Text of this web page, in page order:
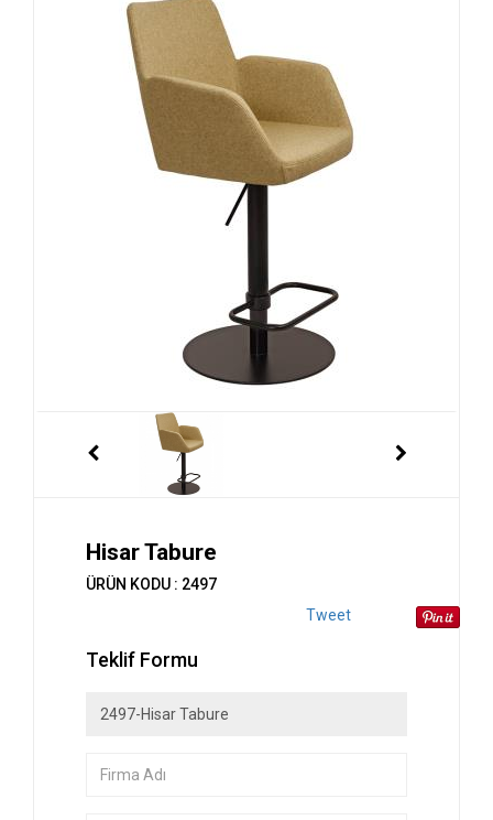
Hisar Tabure
ÜRÜN KODU : 2497
Tweet
Teklif Formu